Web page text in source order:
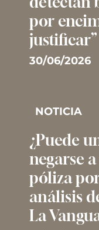
por
justificar”
30/06/2026
NOTICIA
¿Puede
negarse
póliza
análisis
La